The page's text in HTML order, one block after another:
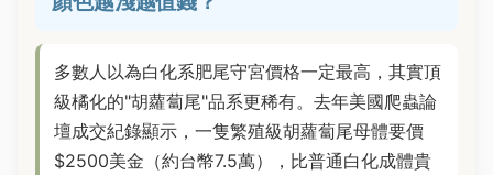
多數人以為白化系肥尾守宮價格一定最高，其實頂
級橘化的"胡蘿蔔尾"品系更稀有。去年美國爬蟲論
壇成交紀錄顯示，一隻繁殖級胡蘿蔔尾母體要價
$2500美金（約台幣7.5萬），比普通白化成體貴